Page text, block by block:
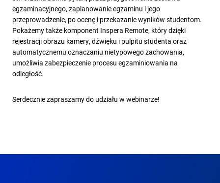
egzaminacyjnego, zaplanowanie egzaminu i jego
przeprowadzenie, po ocenę i przekazanie wyników studentom.
Pokażemy także komponent Inspera Remote, który dzięki
rejestracji obrazu kamery, dźwięku i pulpitu studenta oraz
automatycznemu oznaczaniu nietypowego zachowania,
umożliwia zabezpieczenie procesu egzaminiowania na
odległość.
Serdecznie zapraszamy do udziału w webinarze!